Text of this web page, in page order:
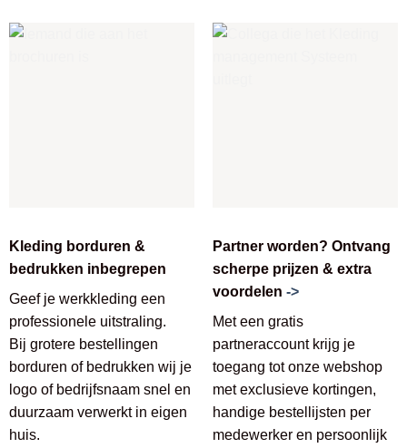
Kleding borduren &
bedrukken inbegrepen
Geef je werkkleding een
professionele uitstraling.
Bij grotere bestellingen
borduren of bedrukken wij je
logo of bedrijfsnaam snel en
duurzaam verwerkt in eigen
huis.
Partner worden? Ontvang
scherpe prijzen & extra
voordelen ->
Met een gratis
partneraccount krijg je
toegang tot onze webshop
met exclusieve kortingen,
handige bestellijsten per
medewerker en persoonlijk